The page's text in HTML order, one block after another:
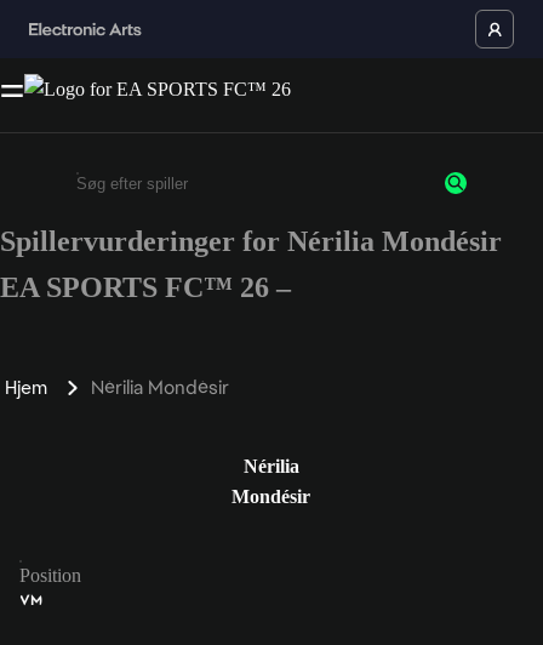
Enter a minimum of 3 characters or numbers
Spillervurderinger for Nérilia Mondésir
EA SPORTS FC™ 26 –
Hjem Nérilia Mondésir
Nérilia
Mondésir
Position
VM